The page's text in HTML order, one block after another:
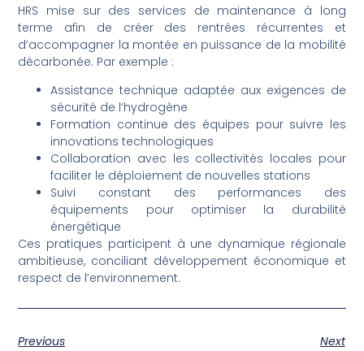
HRS mise sur des services de maintenance à long
terme afin de créer des rentrées récurrentes et
d’accompagner la montée en puissance de la mobilité
décarbonée. Par exemple :
Assistance technique adaptée aux exigences de
sécurité de l’hydrogène
Formation continue des équipes pour suivre les
innovations technologiques
Collaboration avec les collectivités locales pour
faciliter le déploiement de nouvelles stations
Suivi constant des performances des
équipements pour optimiser la durabilité
énergétique
Ces pratiques participent à une dynamique régionale
ambitieuse, conciliant développement économique et
respect de l’environnement.
Previous
Next